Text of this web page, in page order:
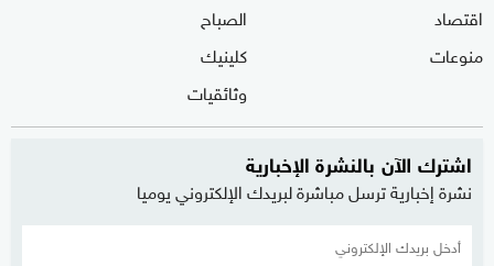
اقتصاد
منوعات
الصباح
كلينيك
وثائقيات
اشترك الآن بالنشرة الإخبارية
نشرة إخبارية ترسل مباشرة لبريدك الإلكتروني يوميا